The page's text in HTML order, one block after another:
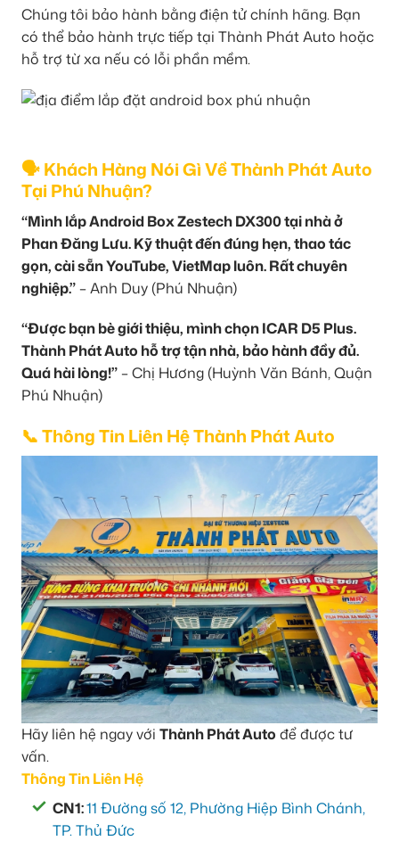
Chúng tôi bảo hành bằng điện tử chính hãng. Bạn
có thể bảo hành trực tiếp tại Thành Phát Auto hoặc
hỗ trợ từ xa nếu có lỗi phần mềm.
🗣️ Khách Hàng Nói Gì Về Thành Phát Auto
Tại Phú Nhuận?
“Mình lắp Android Box Zestech DX300 tại nhà ở
Phan Đăng Lưu. Kỹ thuật đến đúng hẹn, thao tác
gọn, cài sẵn YouTube, VietMap luôn. Rất chuyên
nghiệp.” – Anh Duy (Phú Nhuận)
“Được bạn bè giới thiệu, mình chọn ICAR D5 Plus.
Thành Phát Auto hỗ trợ tận nhà, bảo hành đầy đủ.
Quá hài lòng!” – Chị Hương (Huỳnh Văn Bánh, Quận
Phú Nhuận)
📞 Thông Tin Liên Hệ Thành Phát Auto
Hãy liên hệ ngay với Thành Phát Auto để được tư
vấn.
Thông Tin Liên Hệ
CN1:11 Đường số 12, Phường Hiệp Bình Chánh,
TP. Thủ Đức